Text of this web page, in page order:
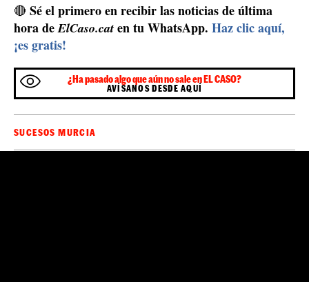
🔴 Sé el primero en recibir las noticias de última
hora deElCaso.cat en tu WhatsApp. Haz clic aquí,
¡es gratis!
¿Ha pasado algo que aún no sale en EL CASO?
AVÍSANOS DESDE AQUÍ
SUCESOS MURCIA